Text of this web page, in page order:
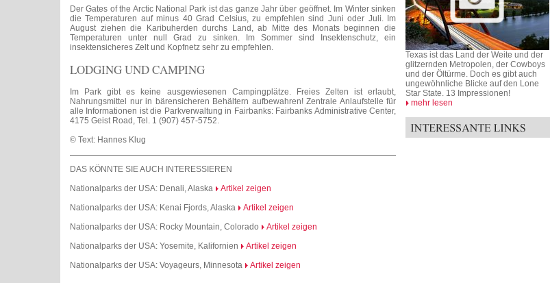
Der Gates of the Arctic National Park ist das ganze Jahr über geöffnet. Im Winter sinken
die Temperaturen auf minus 40 Grad Celsius, zu empfehlen sind Juni oder Juli. Im
August ziehen die Karibuherden durchs Land, ab Mitte des Monats beginnen die
Temperaturen unter null Grad zu sinken. Im Sommer sind Insektenschutz, ein
insektensicheres Zelt und Kopfnetz sehr zu empfehlen.
LODGING UND CAMPING
Im Park gibt es keine ausgewiesenen Campingplätze. Freies Zelten ist erlaubt,
Nahrungsmittel nur in bärensicheren Behältern aufbewahren! Zentrale Anlaufstelle für
alle Informationen ist die Parkverwaltung in Fairbanks: Fairbanks Administrative Center,
4175 Geist Road, Tel. 1 (907) 457-5752.
© Text: Hannes Klug
DAS KÖNNTE SIE AUCH INTERESSIEREN
Nationalparks der USA: Denali, Alaska
Artikel zeigen
Nationalparks der USA: Kenai Fjords, Alaska
Artikel zeigen
Nationalparks der USA: Rocky Mountain, Colorado
Artikel zeigen
Nationalparks der USA: Yosemite, Kalifornien
Artikel zeigen
Nationalparks der USA: Voyageurs, Minnesota
Artikel zeigen
Texas ist das Land der Weite und der
glitzernden Metropolen, der Cowboys
und der Öltürme. Doch es gibt auch
ungewöhnliche Blicke auf den Lone
Star State. 13 Impressionen!
mehr lesen